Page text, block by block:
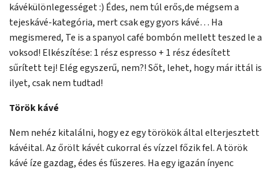
kávékülönlegességet :) Édes, nem túl erős,de mégsem a
tejeskávé-kategória, mert csak egy gyors kávé… Ha
megismered, Te is a spanyol café bombón mellett teszed le a
voksod! Elkészítése: 1 rész espresso + 1 rész édesített
sűrített tej! Elég egyszerű, nem?! Sőt, lehet, hogy már ittál is
ilyet, csak nem tudtad!
Török kávé
Nem nehéz kitalálni, hogy ez egy törökök által elterjesztett
kávéital. Az őrölt kávét cukorral és vízzel főzik fel. A török
kávé íze gazdag, édes és fűszeres. Ha egy igazán ínyenc